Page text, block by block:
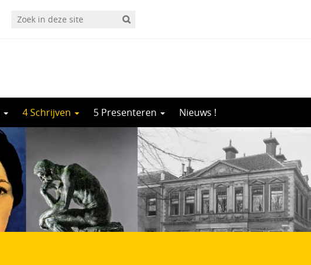
4 Schrijven 5 Presenteren Nieuws !